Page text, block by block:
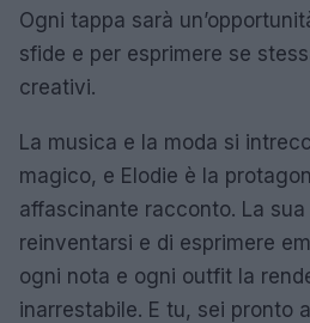
Ogni tappa sarà
sfide e per esprimere se
creativi.
La musica e la moda si
magico, e Elodie è la
affascinante racconto. La
reinventarsi e di esprimere
ogni nota e ogni outfit la
inarrestabile. E tu, sei pronto